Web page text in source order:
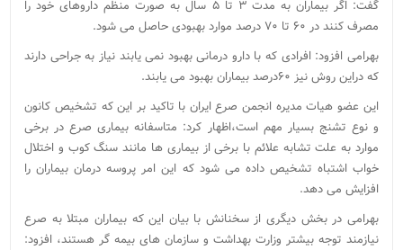
گفت: اگر بیماران به مدت ۳ تا ۵ سال به صورت منظم داروهای خود را
مصرف کنند در ۶۰ تا ۷۰ درصد موارد بهبودی حاصل می شود.
بهرامی افزود: افرادی که با دارو درمانی بهبود نمی یابند نیاز به جراحی دارند
که دراین روش نیز ۶۰درصد بیماران بهبود می یابند.
این عضو هیات مدیره انجمن صرع ایران با تاکید بر این که تشخیص کانون
و نوع تشنج بسیار مهم است،اظهار کرد: متاسفانه بیماری صرع در برخی
موارد به علت تشابه علائم با برخی از بیماری ها مانند سنگ کوب و اختلال
خواب اشتباه تشخیص داده می شود که این امر پروسه درمان بیماران را
افزایش می دهد.
بهرامی در بخش دیگری از سخنانش با بیان این که بیماران مبتلا به صرع
نیازمند توجه بیشتر وزارت بهداشت و سازمان های بیمه گر هستند، افزود: